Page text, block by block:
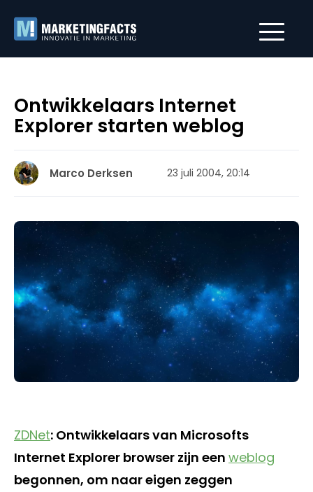
Ontwikkelaars Internet
Explorer starten weblog
Marco Derksen 23 juli 2004, 20:14
ZDNet: Ontwikkelaars van Microsofts
Internet Explorer browser zijn een weblog
begonnen, om naar eigen zeggen